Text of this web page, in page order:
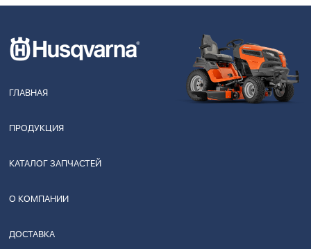
ГЛАВНАЯ
ПРОДУКЦИЯ
КАТАЛОГ ЗАПЧАСТЕЙ
О КОМПАНИИ
ДОСТАВКА